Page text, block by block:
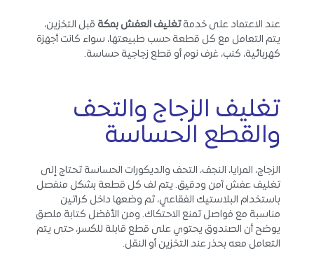
عند الاعتماد على خدمةتغليف العفش بمكة قبل التخزين،
يتم التعامل مع كل قطعة حسب طبيعتها، سواء كانت أجهزة
كهربائية، كنب، غرف نوم أو قطع زجاجية حساسة.
تغليف الزجاج والتحف
والقطع الحساسة
الزجاج، المرايا، النجف، التحف والديكورات الحساسة تحتاج إلى
تغليف عفش آمن ودقيق. يتم لف كل قطعة بشكل منفصل
باستخدام البلاستيك الفقاعي، ثم وضعها داخل كراتين
مناسبة مع فواصل تمنع الاحتكاك. ومن الأفضل كتابة ملصق
يوضح أن الصندوق يحتوي على قطع قابلة للكسر، حتى يتم
التعامل معه بحذر عند التخزين أو النقل.